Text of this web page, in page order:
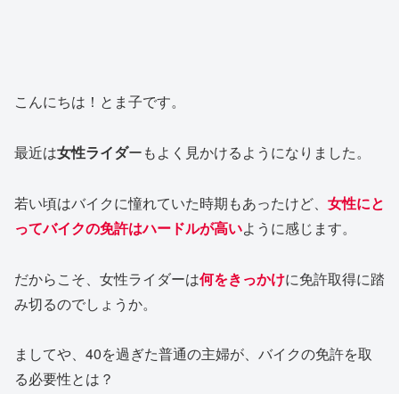
こんにちは！とま子です。
最近は女性ライダーもよく見かけるようになりました。
若い頃はバイクに憧れていた時期もあったけど、 女性にと
ってバイクの免許はハードルが高いように感じます。
だからこそ、女性ライダーは何をきっかけに免許取得に踏
み切るのでしょうか。
ましてや、40を過ぎた普通の主婦が、バイクの免許を取
る必要性とは？